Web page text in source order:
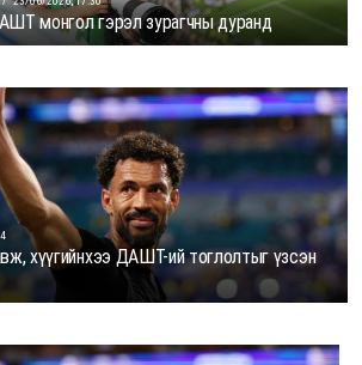
монгол гэрэл зурагчны дуранд
хүүгийнхээ ДАШТ-ий тоглолтыг үзсэн